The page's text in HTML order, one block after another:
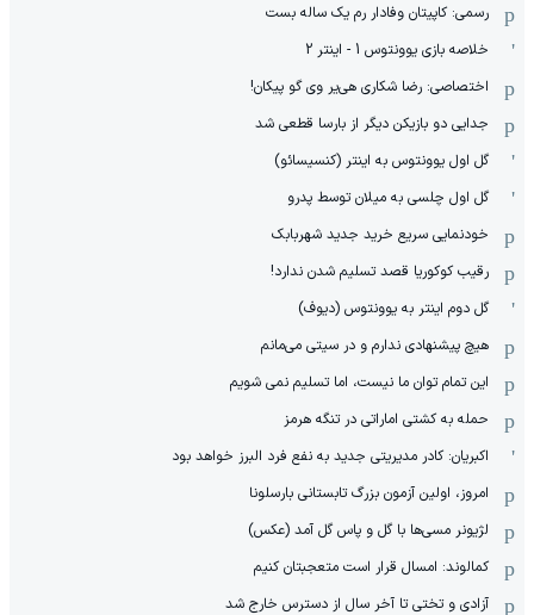
رسمی: کاپیتان وفادار رم یک ساله بست
خلاصه بازی یوونتوس 1 - اینتر 2
اختصاصی: رضا شکاری هی‌یر وی‌ گو پیکان!
جدایی دو بازیکن دیگر از بارسا قطعی شد
گل اول یوونتوس به اینتر (کنسیسائو)
گل اول چلسی به میلان توسط پدرو
خودنمایی سریع خرید جدید شهربابک
رقیب کوکوریا قصد تسلیم شدن ندارد!
گل دوم اینتر به یوونتوس (دیوف)
هیچ پیشنهادی ندارم و در سیتی می‌مانم
این تمام توان ما نیست، اما تسلیم نمی شویم
حمله به کشتی اماراتی در تنگه هرمز
اکبریان: کادر مدیریتی جدید به نفع فرد البرز خواهد بود
امروز، اولین آزمون بزرگ تابستانی بارسلونا
لژیونر مسی‌ها با گل و پاس گل آمد (عکس)
کمالوند: امسال قرار است متعجبتان کنیم
آزادی و تختی تا آخر سال از دسترس خارج شد